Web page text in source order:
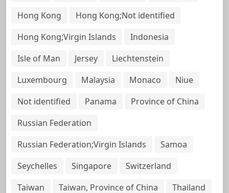
Hong Kong
Hong Kong;Not identified
Hong Kong;Virgin Islands
Indonesia
Isle of Man
Jersey
Liechtenstein
Luxembourg
Malaysia Monaco
Niue
Not identified
Panama
Province of China
Russian Federation
Russian Federation;Virgin Islands
Samoa
Seychelles
Singapore
Switzerland
Taiwan
Taiwan, Province of China Thailand